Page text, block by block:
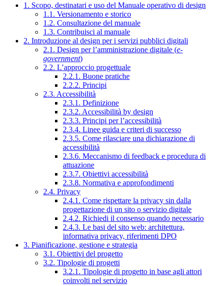
1. Scopo, destinatari e uso del Manuale operativo di design
1.1. Versionamento e storico
1.2. Consultazione del manuale
1.3. Contribuisci al manuale
2. Introduzione al design per i servizi pubblici digitali
2.1. Design per l’amministrazione digitale (e-
government)
2.2. L’approccio progettuale
2.2.1. Buone pratiche
2.2.2. Principi
2.3. Accessibilità
2.3.1. Definizione
2.3.2. Accessibilità by design
2.3.3. Principi per l’accessibilità
2.3.4. Linee guida e criteri di successo
2.3.5. Come rilasciare una dichiarazione di
accessibilità
2.3.6. Meccanismo di feedback e procedura di
attuazione
2.3.7. Obiettivi accessibilità
2.3.8. Normativa e approfondimenti
2.4. Privacy
2.4.1. Come rispettare la privacy sin dalla
progettazione di un sito o servizio digitale
2.4.2. Richiedi il consenso quando necessario
2.4.3. Le basi del sito web: architettura,
informativa privacy, riferimenti DPO
3. Pianificazione, gestione e strategia
3.1. Obiettivi del progetto
3.2. Tipologie di progetti
3.2.1. Tipologie di progetto in base agli attori
coinvolti nel servizio